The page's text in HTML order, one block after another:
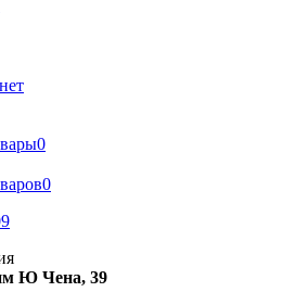
0
0
Ю Чена, 39